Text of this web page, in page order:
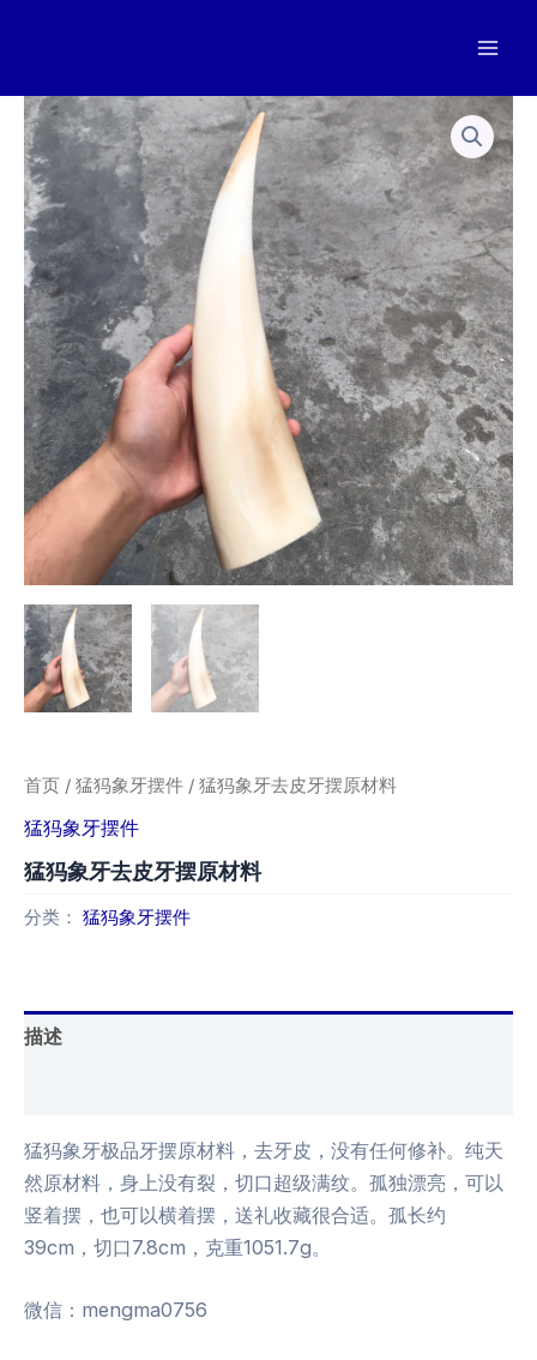
首页 / 猛犸象牙摆件 / 猛犸象牙去皮牙摆原材料
猛犸象牙摆件
猛犸象牙去皮牙摆原材料
分类： 猛犸象牙摆件
描述
猛犸象牙极品牙摆原材料，去牙皮，没有任何修补。纯天
然原材料，身上没有裂，切口超级满纹。孤独漂亮，可以
竖着摆，也可以横着摆，送礼收藏很合适。孤长约
39cm，切口7.8cm，克重1051.7g。
微信：mengma0756